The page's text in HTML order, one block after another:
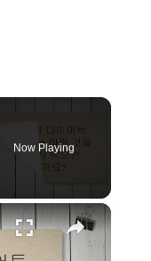
Now Playing
×